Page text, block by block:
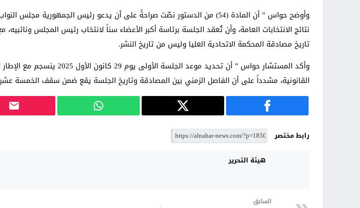
وأوضح حواس ” أن المادة (54) من الدستور نصّت صراحةً على أن يدعو رئيس
نتائج الانتخابات العامة، وأن تُعقد الجلسة برئاسة أكبر الأعضاء سناً لانتخاب رئيس المجلس
تاريخ مصادقة المحكمة الاتحادية العليا وليس من تاريخ النشر.
القانونية، مشدداً على أن الفاصل الزمني بين المصادقة وتاريخ الجلسة يقع ضمن سقف الخمسة
رابط مختصر
هيئة التحرير
السابق